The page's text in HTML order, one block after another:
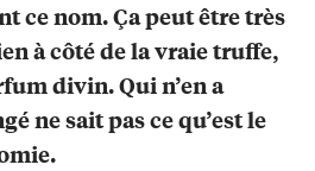
ce nom. Ça peut être très
à côté de la vraie truffe,
divin. Qui n’en a
ne sait pas ce qu’est le